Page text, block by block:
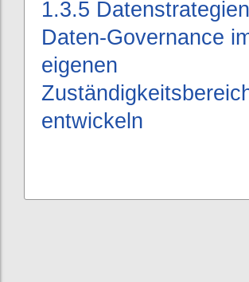
1.3.5
Daten-Governance
eigenen
entwickeln